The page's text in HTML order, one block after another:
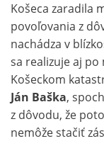
Košeca zaradila
povoľovania z
nachádza v
sa realizuje aj
Košeckom
Ján Baška,
z dôvodu, že
nemôže stačiť